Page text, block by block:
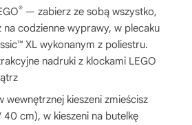
® — zabierz ze sobą wszystko,
codzienne wyprawy, w plecaku
XL wykonanym z poliestru.
nadruki z klockami LEGO
kieszeni zmieścisz
cm), w kieszeni na butelkę